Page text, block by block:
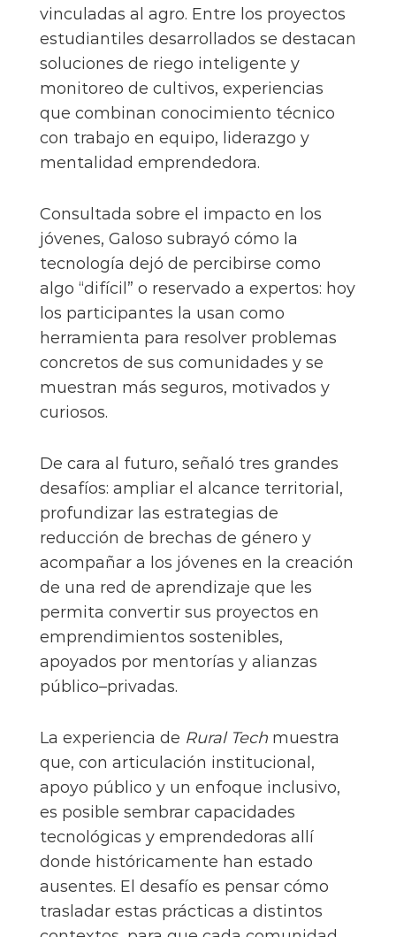
vinculadas al agro. Entre los proyectos
estudiantiles desarrollados se destacan
soluciones de riego inteligente y
monitoreo de cultivos, experiencias
que combinan conocimiento técnico
con trabajo en equipo, liderazgo y
mentalidad emprendedora.
Consultada sobre el impacto en los
jóvenes, Galoso subrayó cómo la
tecnología dejó de percibirse como
algo “difícil” o reservado a expertos: hoy
los participantes la usan como
herramienta para resolver problemas
concretos de sus comunidades y se
muestran más seguros, motivados y
curiosos.
De cara al futuro, señaló tres grandes
desafíos: ampliar el alcance territorial,
profundizar las estrategias de
reducción de brechas de género y
acompañar a los jóvenes en la creación
de una red de aprendizaje que les
permita convertir sus proyectos en
emprendimientos sostenibles,
apoyados por mentorías y alianzas
público–privadas.
La experiencia de Rural Tech muestra
que, con articulación institucional,
apoyo público y un enfoque inclusivo,
es posible sembrar capacidades
tecnológicas y emprendedoras allí
donde históricamente han estado
ausentes. El desafío es pensar cómo
trasladar estas prácticas a distintos